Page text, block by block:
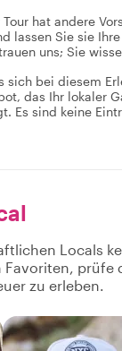
hat andere
lassen Sie sie
uns; Sie
sich bei diesem
das Ihr lokaler
Es sind keine
Locals
prüfe
zu erleben.